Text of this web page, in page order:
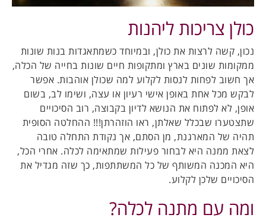
כולן צריכות ליהנות
נכון, קשה לרצות את כולן, ובמיוחד כשמתאגדות בנות שונות
ממקומות שונים בארץ ומתקופות חיים שונות בחייה של הכלה,
אך חשוב לפחות לנסות לקלוע למה שכולן אוהבות. אפשר
לבקש מכל אחת באופן אישי רעיון או עצה, ושימו לב, בשום
אופן, לא לפתוח את הנושא לדיון בקבוצה, רוב הסיכויים
שתצטערו שבכלל שאלתן, ראו הוזהרתן!!! ההחלטה הסופית
תהיה של המארגנת, מן הסתם, אך נקודת התחלה טובה
לצאת ממנה היא לבחור פעילות שמתאימה לכלה. אחרי הכל,
היא המכנה המשותף של כל המשתתפות, כך שזה מגדיל את
הסיכויים שלכן לקלוע.
ומה עם מתנה לכלה?